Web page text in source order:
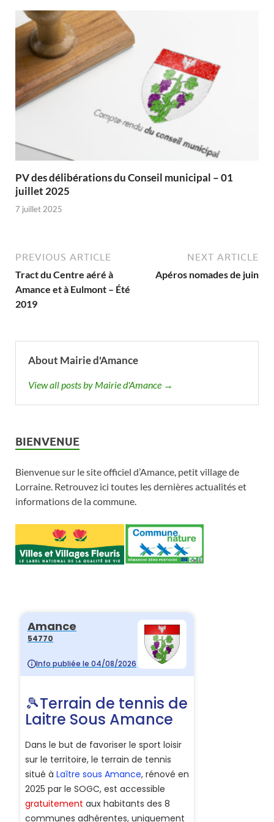
PV des délibérations du Conseil municipal – 01
juillet 2025
7 juillet 2025
PREVIOUS ARTICLE
Tract du Centre aéré à
Amance et à Eulmont – Été
2019
NEXT ARTICLE
Apéros nomades de juin
About Mairie d'Amance
View all posts by Mairie d'Amance →
BIENVENUE
Bienvenue sur le site officiel d’Amance, petit village de
Lorraine. Retrouvez ici toutes les dernières actualités et
informations de la commune.